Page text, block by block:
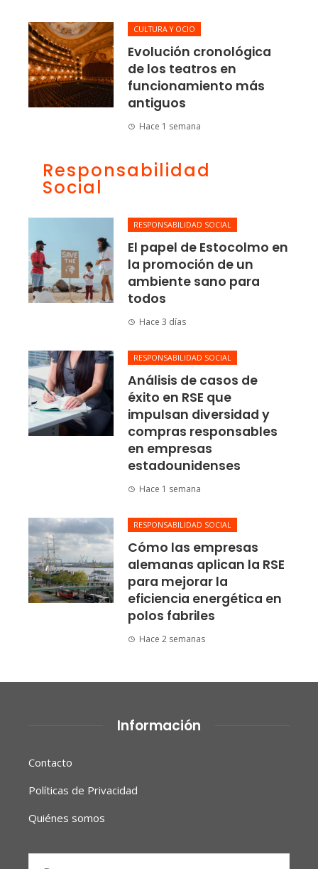
CULTURA Y OCIO
Evolución cronológica
de los teatros en
funcionamiento más
antiguos
Hace 1 semana
Responsabilidad
Social
RESPONSABILIDAD SOCIAL
El papel de Estocolmo en
la promoción de un
ambiente sano para
todos
Hace 3 días
RESPONSABILIDAD SOCIAL
Análisis de casos de
éxito en RSE que
impulsan diversidad y
compras responsables
en empresas
estadounidenses
Hace 1 semana
RESPONSABILIDAD SOCIAL
Cómo las empresas
alemanas aplican la RSE
para mejorar la
eficiencia energética en
polos fabriles
Hace 2 semanas
Información
Contacto
Políticas de Privacidad
Quiénes somos